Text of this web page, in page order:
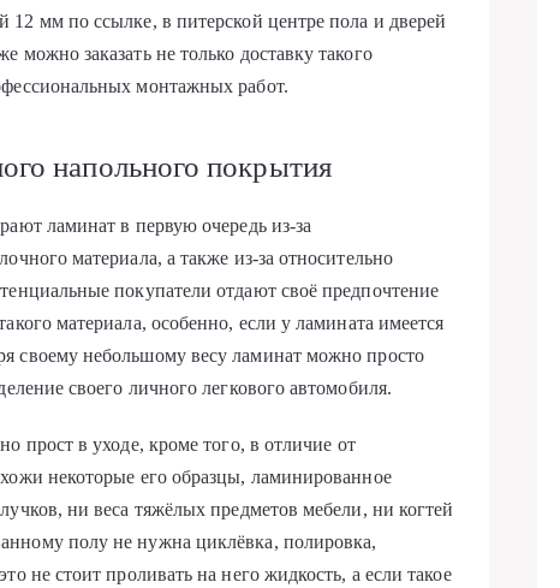
12 мм по ссылке, в питерской центре пола и дверей
заказать не только доставку такого
монтажных работ.
напольного покрытия
ламинат в первую очередь из-за
материала, а также из-за относительно
покупатели отдают своё предпочтение
материала, особенно, если у ламината имеется
своему небольшому весу ламинат можно просто
своего личного легкового автомобиля.
прост в уходе, кроме того, в отличие от
некоторые его образцы, ламинированное
ни веса тяжёлых предметов мебели, ни когтей
полу не нужна циклёвка, полировка,
не стоит проливать на него жидкость, а если такое